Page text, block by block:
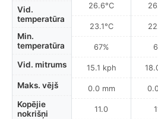
Vid.
temperatūra
Min.
temperatūra
Vid. mitrums
Maks. vējš
Kopējie
nokrišņi
26.6°C
23.1°C
67%
15.1 kph
0.0 mm
11.0